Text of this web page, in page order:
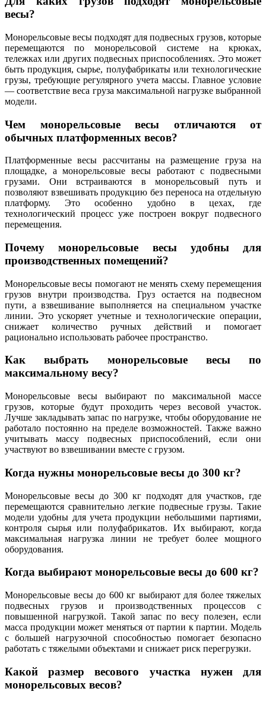
весы?
Монорельсовые весы подходят для подвесных грузов, которые
перемещаются по монорельсовой системе на крюках,
тележках или других подвесных приспособлениях. Это может
быть продукция, сырье, полуфабрикаты или технологические
грузы, требующие регулярного учета массы. Главное условие
— соответствие веса груза максимальной нагрузке выбранной
модели.
Чем монорельсовые весы отличаются от
обычных платформенных весов?
Платформенные весы рассчитаны на размещение груза на
площадке, а монорельсовые весы работают с подвесными
грузами. Они встраиваются в монорельсовый путь и
позволяют взвешивать продукцию без переноса на отдельную
платформу. Это особенно удобно в цехах, где
технологический процесс уже построен вокруг подвесного
перемещения.
Почему монорельсовые весы удобны для
производственных помещений?
Монорельсовые весы помогают не менять схему перемещения
грузов внутри производства. Груз остается на подвесном
пути, а взвешивание выполняется на специальном участке
линии. Это ускоряет учетные и технологические операции,
снижает количество ручных действий и помогает
рационально использовать рабочее пространство.
Как выбрать монорельсовые весы по
максимальному весу?
Монорельсовые весы выбирают по максимальной массе
грузов, которые будут проходить через весовой участок.
Лучше закладывать запас по нагрузке, чтобы оборудование не
работало постоянно на пределе возможностей. Также важно
учитывать массу подвесных приспособлений, если они
участвуют во взвешивании вместе с грузом.
Когда нужны монорельсовые весы до 300 кг?
Монорельсовые весы до 300 кг подходят для участков, где
перемещаются сравнительно легкие подвесные грузы. Такие
модели удобны для учета продукции небольшими партиями,
контроля сырья или полуфабрикатов. Их выбирают, когда
максимальная нагрузка линии не требует более мощного
оборудования.
Когда выбирают монорельсовые весы до 600 кг?
Монорельсовые весы до 600 кг выбирают для более тяжелых
подвесных грузов и производственных процессов с
повышенной нагрузкой. Такой запас по весу полезен, если
масса продукции может меняться от партии к партии. Модель
с большей нагрузочной способностью помогает безопасно
работать с тяжелыми объектами и снижает риск перегрузки.
Какой размер весового участка нужен для
монорельсовых весов?